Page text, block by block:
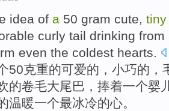
idea of a 50 gram cute, tiny
curly tail drinking from
even the coldest hearts.
50克重的可爱的 ， 小巧的，
的卷毛大尾巴 ，捧着一个婴
温暖一个最冰冷的心。